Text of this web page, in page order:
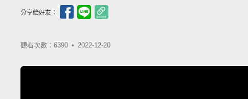
分享給好友：
觀看次數：6390 • 2022-12-20